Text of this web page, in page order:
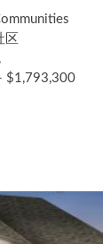
区
$1,793,300